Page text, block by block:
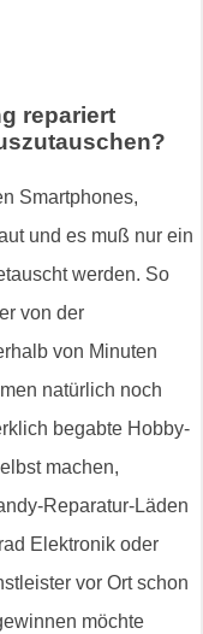
repariert
Smartphones,
und es muß nur ein
werden. So
von der
von Minuten
natürlich noch
begabte Hobby-
machen,
Reparatur-Läden
Elektronik oder
vor Ort schon
möchte